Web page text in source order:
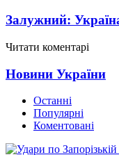
Залужний:
Читати коментарі
Новини України
Останні
Популярні
Коментовані